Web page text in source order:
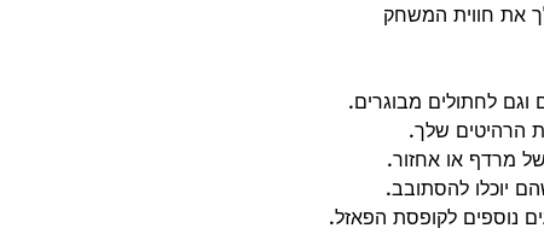
את חווית המשחק
וגם לחתולים מבוגרים.
הרהיטים שלך.
מרדף או אחזור.
יוכלו להסתובב.
נוספים לקופסת הפאזל.